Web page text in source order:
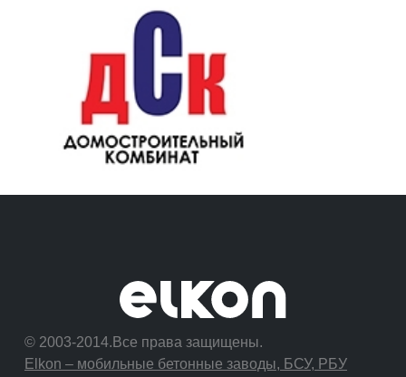
© 2003-2014.Все права защищены.
Elkon – мобильные бетонные заводы, БСУ, РБУ